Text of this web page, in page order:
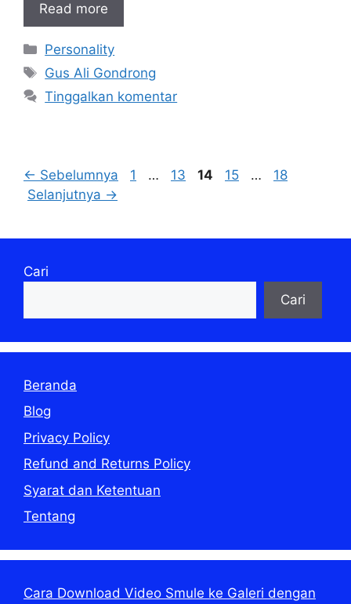
Read more
Kategori
Personality
Tag
Gus Ali Gondrong
Tinggalkan komentar
← Sebelumnya Halaman
1 … Halaman
13 Halaman
14 Halaman
15 … Halaman
18
Selanjutnya →
Cari
Cari
Beranda
Blog
Privacy Policy
Refund and Returns Policy
Syarat dan Ketentuan
Tentang
Cara Download Video Smule ke Galeri dengan